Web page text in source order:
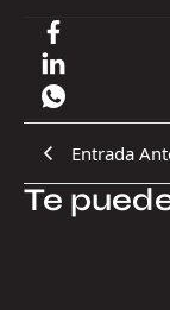
Entrada
Te